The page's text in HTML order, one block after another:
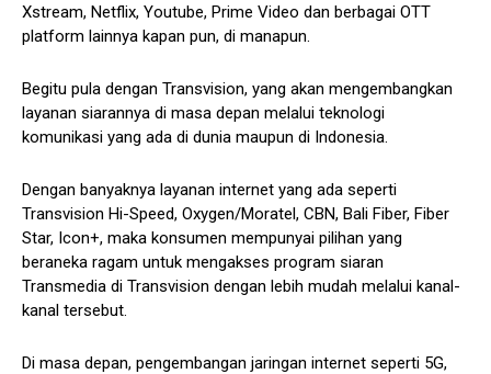
Xstream, Netflix, Youtube, Prime Video dan berbagai OTT
platform lainnya kapan pun, di manapun.
Begitu pula dengan Transvision, yang akan mengembangkan
layanan siarannya di masa depan melalui teknologi
komunikasi yang ada di dunia maupun di Indonesia.
Dengan banyaknya layanan internet yang ada seperti
Transvision Hi-Speed, Oxygen/Moratel, CBN, Bali Fiber, Fiber
Star, Icon+, maka konsumen mempunyai pilihan yang
beraneka ragam untuk mengakses program siaran
Transmedia di Transvision dengan lebih mudah melalui kanal-
kanal tersebut.
Di masa depan, pengembangan jaringan internet seperti 5G,